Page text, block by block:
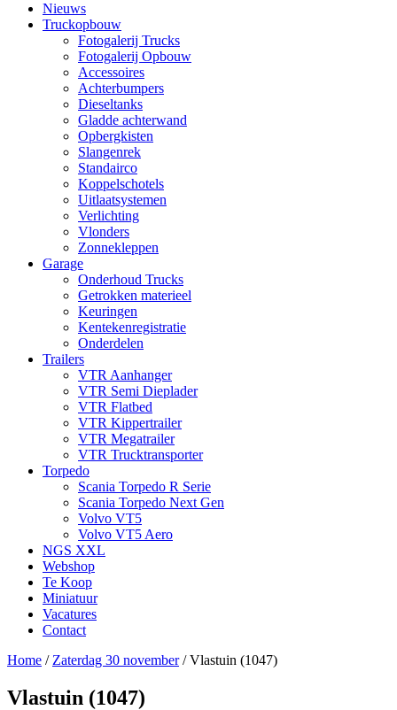
Nieuws
Truckopbouw
Fotogalerij Trucks
Fotogalerij Opbouw
Accessoires
Achterbumpers
Dieseltanks
Gladde achterwand
Opbergkisten
Slangenrek
Standairco
Koppelschotels
Uitlaatsystemen
Verlichting
Vlonders
Zonnekleppen
Garage
Onderhoud Trucks
Getrokken materieel
Keuringen
Kentekenregistratie
Onderdelen
Trailers
VTR Aanhanger
VTR Semi Dieplader
VTR Flatbed
VTR Kippertrailer
VTR Megatrailer
VTR Trucktransporter
Torpedo
Scania Torpedo R Serie
Scania Torpedo Next Gen
Volvo VT5
Volvo VT5 Aero
NGS XXL
Webshop
Te Koop
Miniatuur
Vacatures
Contact
Home / Zaterdag 30 november/Vlastuin (1047)
Vlastuin (1047)